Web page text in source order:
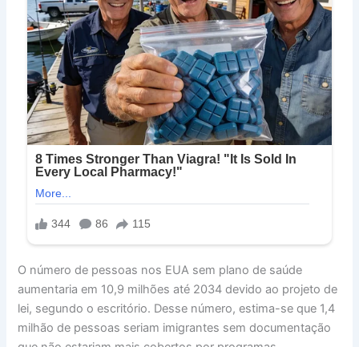
O número de pessoas nos EUA sem plano de saúde
aumentaria em 10,9 milhões até 2034 devido ao projeto de
lei, segundo o escritório. Desse número, estima-se que 1,4
milhão de pessoas seriam imigrantes sem documentação